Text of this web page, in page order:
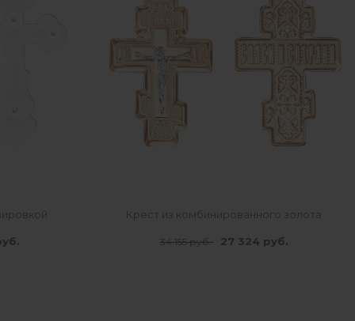
Крест из комбинированного золота
34 155 руб. 27 324 руб.